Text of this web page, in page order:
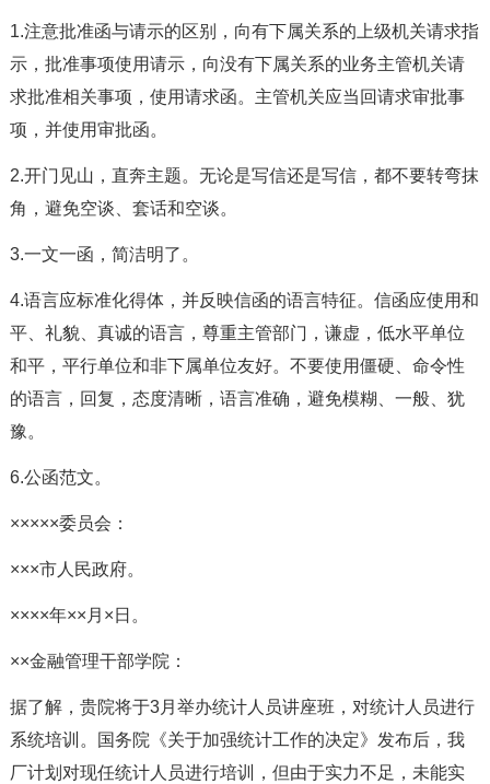
1.注意批准函与请示的区别，向有下属关系的上级机关请求指
示，批准事项使用请示，向没有下属关系的业务主管机关请
求批准相关事项，使用请求函。主管机关应当回请求审批事
项，并使用审批函。
2.开门见山，直奔主题。无论是写信还是写信，都不要转弯抹
角，避免空谈、套话和空谈。
3.一文一函，简洁明了。
4.语言应标准化得体，并反映信函的语言特征。信函应使用和
平、礼貌、真诚的语言，尊重主管部门，谦虚，低水平单位
和平，平行单位和非下属单位友好。不要使用僵硬、命令性
的语言，回复，态度清晰，语言准确，避免模糊、一般、犹
豫。
6.公函范文。
×××××委员会：
×××市人民政府。
××××年××月×日。
××金融管理干部学院：
据了解，贵院将于3月举办统计人员讲座班，对统计人员进行
系统培训。国务院《关于加强统计工作的决定》发布后，我
厂计划对现任统计人员进行培训，但由于实力不足，未能实